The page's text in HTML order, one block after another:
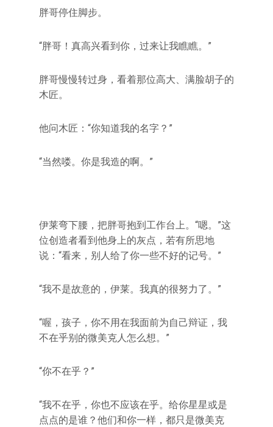
胖哥停住脚步。
“胖哥！真高兴看到你，过来让我瞧瞧。”
胖哥慢慢转过身，看着那位高大、满脸胡子的
木匠。
他问木匠：“你知道我的名字？”
“当然喽。你是我造的啊。”
伊莱弯下腰，把胖哥抱到工作台上。“嗯。”这
位创造者看到他身上的灰点，若有所思地
说：“看来，别人给了你一些不好的记号。”
“我不是故意的，伊莱。我真的很努力了。”
“喔，孩子，你不用在我面前为自己辩证，我
不在乎别的微美克人怎么想。”
“你不在乎？”
“我不在乎，你也不应该在乎。给你星星或是
点点的是谁？他们和你一样，都只是微美克